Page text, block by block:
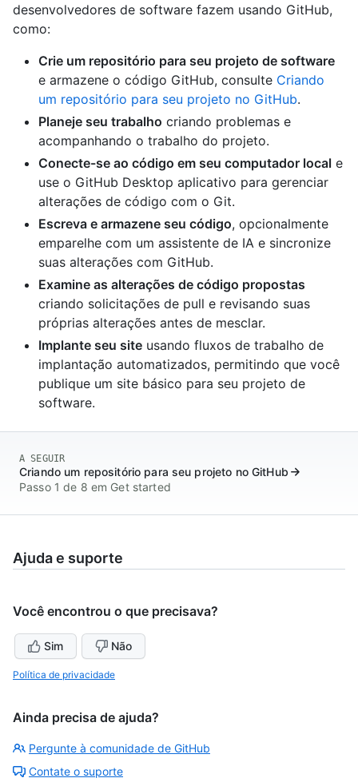
desenvolvedores de software fazem usando GitHub,
como:
Crie um repositório para seu projeto de software
e armazene o código GitHub, consulte Criando
um repositório para seu projeto no GitHub.
Planeje seu trabalho criando problemas e
acompanhando o trabalho do projeto.
Conecte-se ao código em seu computador local e
use o GitHub Desktop aplicativo para gerenciar
alterações de código com o Git.
Escreva e armazene seu código, opcionalmente
emparelhe com um assistente de IA e sincronize
suas alterações com GitHub.
Examine as alterações de código propostas
criando solicitações de pull e revisando suas
próprias alterações antes de mesclar.
Implante seu site usando fluxos de trabalho de
implantação automatizados, permitindo que você
publique um site básico para seu projeto de
software.
A SEGUIR
Criando um repositório para seu projeto no GitHub
Passo 1 de 8 em Get started
Ajuda e suporte
Você encontrou o que precisava?
Sim Não
Política de privacidade
Ainda precisa de ajuda?
Pergunte à comunidade de GitHub
Contate o suporte